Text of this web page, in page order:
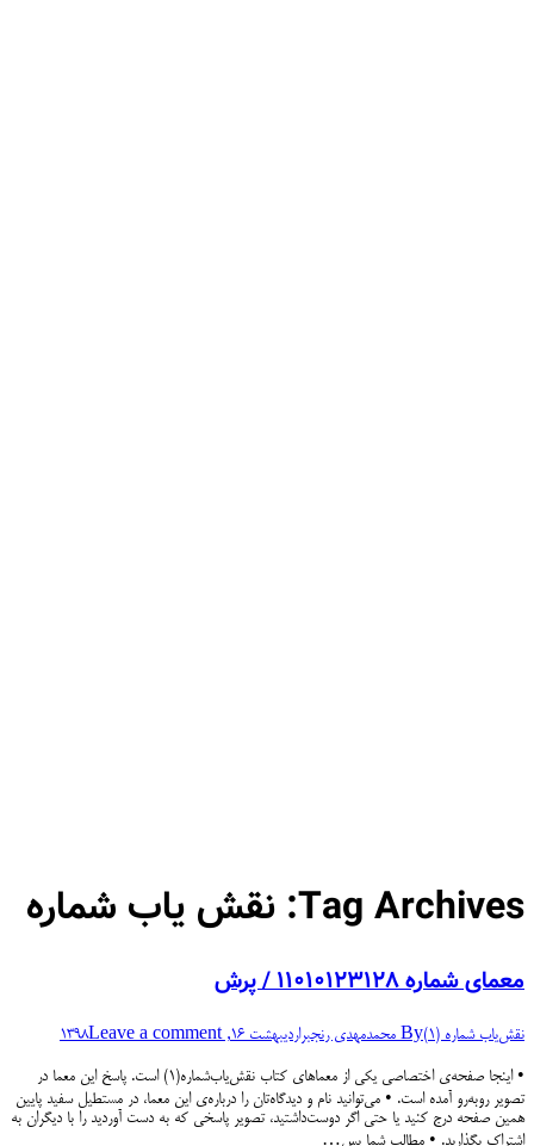
Tag Archives: نقش یاب شماره
معمای شماره ۱۱۰۱۰۱۲۳۱۲۸ / پرش
نقش‌یاب شماره (۱) By محمدمهدی رنجبراردیبهشت 16, 1398 Leave a comment
• اینجا صفحه‌ی اختصاصی یکی از معماهای کتاب نقش‌یاب‌شماره(۱) است. پاسخ این معما در
تصویر روبه‌رو آمده است. • می‌توانید نام و دیدگاه‌تان را درباره‌ی این معما، در مستطیل سفید پایین
همین صفحه درج کنید یا حتی اگر دوست‌داشتید، تصویر پاسخی که به دست آوردید را با دیگران به
اشتراک بگذارید. • مطالب شما پس…